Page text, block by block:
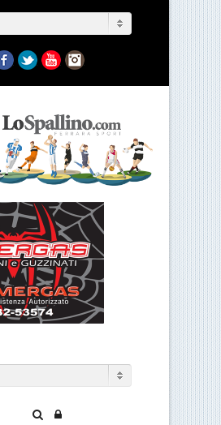
Facebook
TwitterYouTubeInstagram